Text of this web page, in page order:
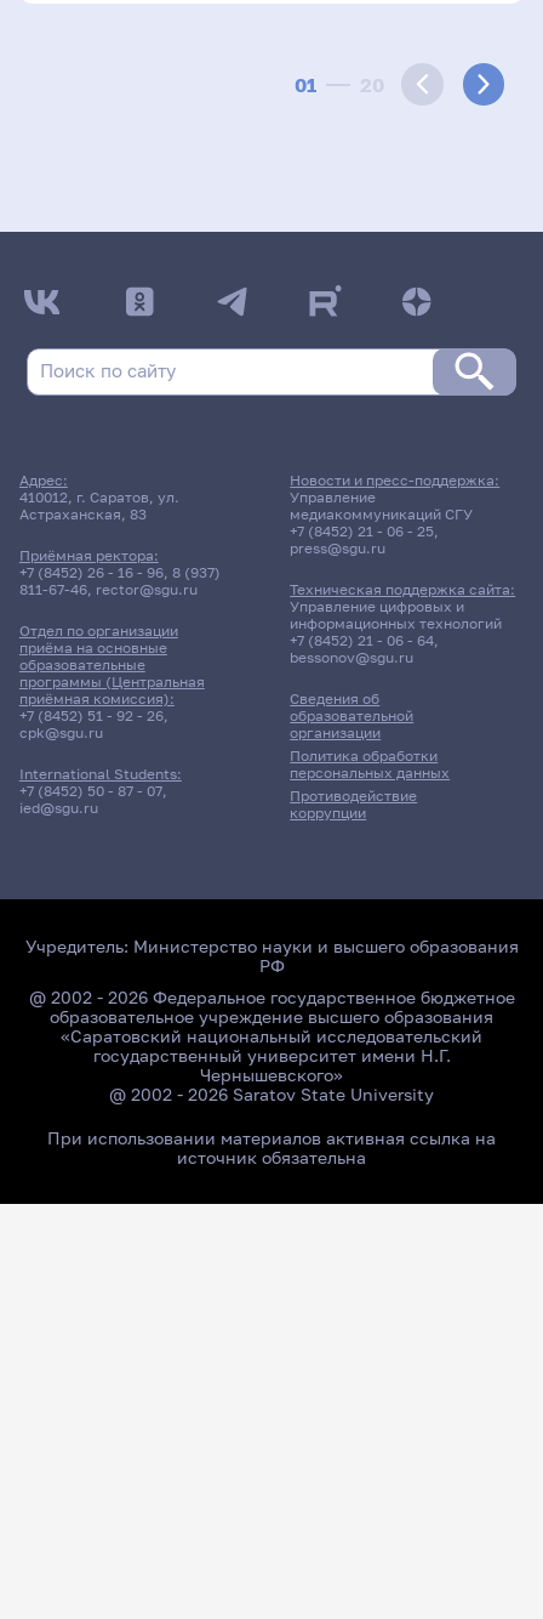
01 20
Адрес:
410012, г. Саратов, ул.
Астраханская, 83
Приёмная ректора:
+7 (8452) 26 - 16 - 96, 8 (937)
811-67-46, rector@sgu.ru
Отдел по организации
приёма на основные
образовательные
программы (Центральная
приёмная комиссия):
+7 (8452) 51 - 92 - 26,
cpk@sgu.ru
International Students:
+7 (8452) 50 - 87 - 07,
ied@sgu.ru
Сведения об
образовательной
организации
Политика обработки
персональных данных
Противодействие
коррупции
Новости и пресс-поддержка:
Управление
медиакоммуникаций СГУ
+7 (8452) 21 - 06 - 25,
press@sgu.ru
Техническая поддержка сайта:
Управление цифровых и
информационных технологий
+7 (8452) 21 - 06 - 64,
bessonov@sgu.ru
Учредитель: Министерство науки и высшего образования
РФ
@ 2002 - 2026 Федеральное государственное бюджетное
образовательное учреждение высшего образования
«Саратовский национальный исследовательский
государственный университет имени Н.Г.
Чернышевского»
@ 2002 - 2026 Saratov State University
При использовании материалов активная ссылка на
источник обязательна